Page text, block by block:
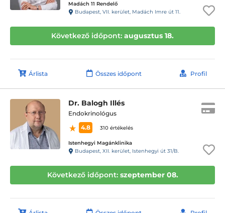
Madách 11 Rendelő
Budapest, VII. kerület, Madách Imre út 11.
Következő időpont: augusztus 18.
Árlista Összes időpont Profil
Dr. Balogh Illés
Endokrinológus
4.8
310 értékelés
Istenhegyi Magánklinika
Budapest, XII. kerület, Istenhegyi út 31/B.
Következő időpont: szeptember 08.